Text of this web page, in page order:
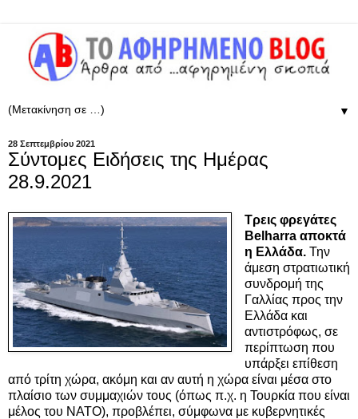
▼
28 Σεπτεμβρίου 2021
Σύντομες Ειδήσεις της Ημέρας
28.9.2021
Τρεις φρεγάτες
Belharra αποκτά
η Ελλάδα. Την
άμεση στρατιωτική
συνδρομή της
Γαλλίας προς την
Ελλάδα και
αντιστρόφως, σε
περίπτωση που
υπάρξει επίθεση
από τρίτη χώρα, ακόμη και αν αυτή η χώρα είναι μέσα στο
πλαίσιο των συμμαχιών τους (όπως π.χ. η Τουρκία που είναι
μέλος του ΝΑΤΟ), προβλέπει, σύμφωνα με κυβερνητικές